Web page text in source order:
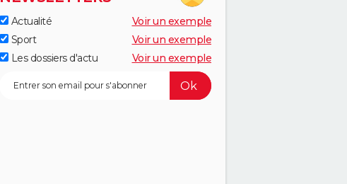
Actualité
Voir un exemple
Sport
Voir un exemple
Les dossiers d'actu
Voir un exemple